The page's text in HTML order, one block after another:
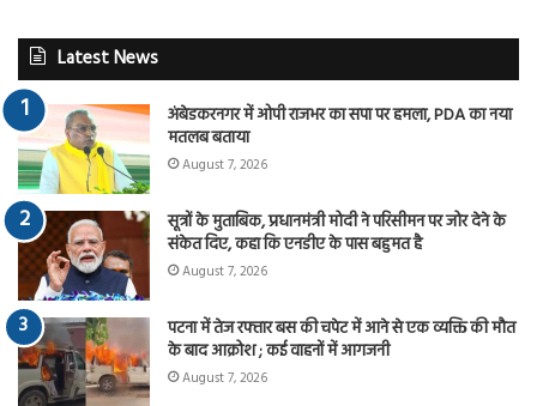
Latest News
अंबेडकरनगर में ओपी राजभर का सपा पर हमला, PDA का नया
मतलब बताया
August 7, 2026
सूत्रों के मुताबिक, प्रधानमंत्री मोदी ने परिसीमन पर जोर देने के
संकेत दिए, कहा कि एनडीए के पास बहुमत है
August 7, 2026
पटना में तेज रफ्तार बस की चपेट में आने से एक व्यक्ति की मौत
के बाद आक्रोश ; कई वाहनों में आगजनी
August 7, 2026